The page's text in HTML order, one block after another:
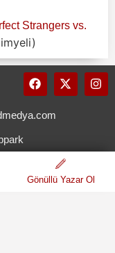
Strangers vs.
Gönüllü Yazar Ol